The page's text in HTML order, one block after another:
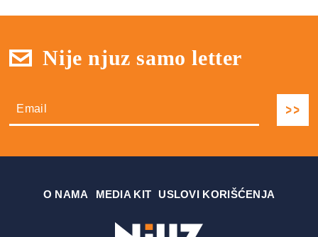
Nije njuz samo letter
О NAMA MEDIA KIT USLOVI KORIŠĆENJA